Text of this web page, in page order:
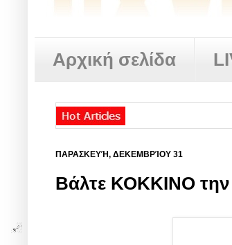
Αρχική σελίδα
ΠΑΡΑΣΚΕΥΉ, ΔΕΚΕΜΒΡΊΟΥ 31
Βάλτε ΚΟΚΚΙΝΟ